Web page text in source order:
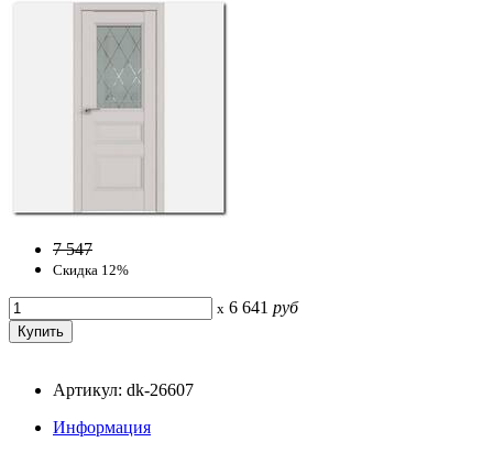
7 547
Скидка 12%
x 6 641 руб
Артикул: dk-26607
Информация